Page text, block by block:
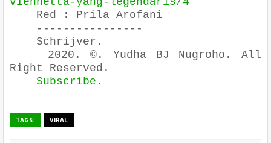
Red : Prila Arofani
----------------
Schrijver.
2020. ©. Yudha BJ Nugroho. All
Right Reserved.
Subscribe.
TAGS: VIRAL